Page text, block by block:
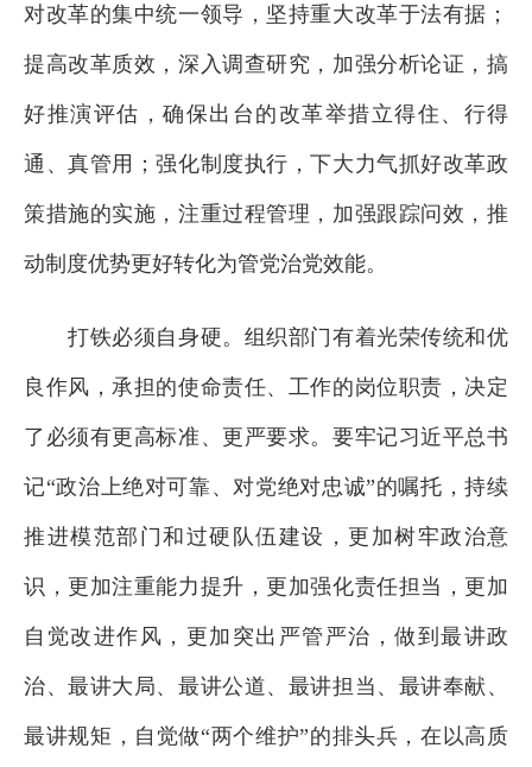
对改革的集中统一领导，坚持重大改革于法有据；
提高改革质效，深入调查研究，加强分析论证，搞
好推演评估，确保出台的改革举措立得住、行得
通、真管用；强化制度执行，下大力气抓好改革政
策措施的实施，注重过程管理，加强跟踪问效，推
动制度优势更好转化为管党治党效能。
打铁必须自身硬。组织部门有着光荣传统和优
良作风，承担的使命责任、工作的岗位职责，决定
了必须有更高标准、更严要求。要牢记习近平总书
记“政治上绝对可靠、对党绝对忠诚”的嘱托，持续
推进模范部门和过硬队伍建设，更加树牢政治意
识，更加注重能力提升，更加强化责任担当，更加
自觉改进作风，更加突出严管严治，做到最讲政
治、最讲大局、最讲公道、最讲担当、最讲奉献、
最讲规矩，自觉做“两个维护”的排头兵，在以高质